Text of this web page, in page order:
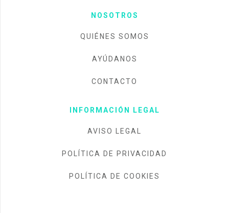
NOSOTROS
QUIÉNES SOMOS
AYÚDANOS
CONTACTO
INFORMACIÓN LEGAL
AVISO LEGAL
POLÍTICA DE PRIVACIDAD
POLÍTICA DE COOKIES